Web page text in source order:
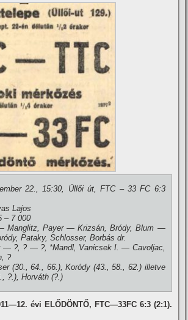
22., 15:30, Üllői út, FTC – 33 FC 6:3
Lajos
– 7 000
Manglitz, Payer — Krizsán, Bródy, Blum —
Pataky, Schlosser, Borbás dr.
— ?, ? — ?, *Mandl, Vanicsek I. — Cavoljac,
?
(30., 64., 66.), Koródy (43., 58., 62.) illetve
?.), Horváth (?.)
évi ELŐDÖNTŐ, FTC—33FC 6:3 (2:1).